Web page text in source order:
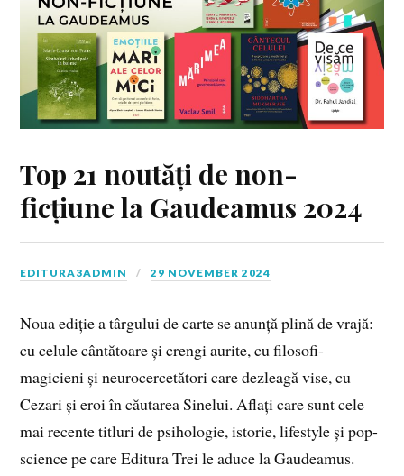
Top 21 noutăți de non-
ficțiune la Gaudeamus 2024
EDITURA3ADMIN 29 NOVEMBER 2024
Noua ediție a târgului de carte se anunță plină de vrajă:
cu celule cântătoare și crengi aurite, cu filosofi-
magicieni și neurocercetători care dezleagă vise, cu
Cezari și eroi în căutarea Sinelui. Aflați care sunt cele
mai recente titluri de psihologie, istorie, lifestyle și pop-
science pe care Editura Trei le aduce la Gaudeamus.